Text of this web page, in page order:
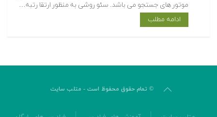
موتور های جستجو می باشد. سئو روشی به منظور ارتقا رتبه…
ادامه مطلب
© تمام حقوق محفوظ است - متلب سایت